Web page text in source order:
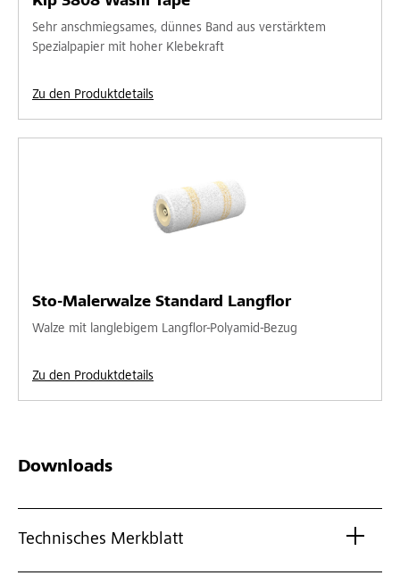
Sehr anschmiegsames, dünnes Band aus verstärktem
Spezialpapier mit hoher Klebekraft
Zu den Produktdetails
Sto-Malerwalze Standard Langflor
Walze mit langlebigem Langflor-Polyamid-Bezug
Zu den Produktdetails
Downloads
Technisches Merkblatt